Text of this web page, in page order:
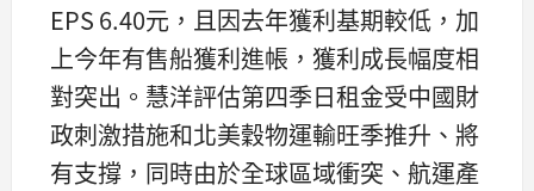
EPS 6.40元，且因去年獲利基期較低，加
上今年有售船獲利進帳，獲利成長幅度相
對突出。慧洋評估第四季日租金受中國財
政刺激措施和北美穀物運輸旺季推升、將
有支撐，同時由於全球區域衝突、航運產